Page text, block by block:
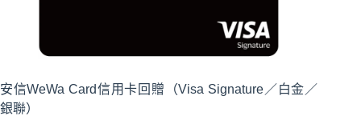
安信WeWa Card信用卡回贈（Visa Signature／白金／
銀聯）